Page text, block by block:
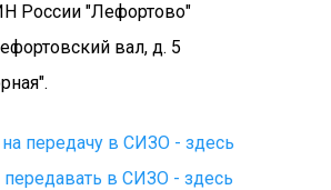
России "Лефортово"
вал, д. 5
передачу в СИЗО - здесь
в СИЗО - здесь